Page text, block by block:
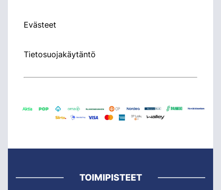
Evästeet
Tietosuojakäytäntö
TOIMIPISTEET